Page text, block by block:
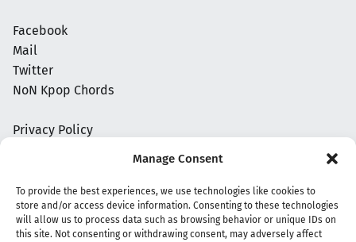
Manage Consent
To provide the best experiences, we use technologies like cookies to
store and/or access device information. Consenting to these technologies
will allow us to process data such as browsing behavior or unique IDs on
this site. Not consenting or withdrawing consent, may adversely affect
Facebook
Mail
Twitter
NoN Kpop Chords
Privacy Policy